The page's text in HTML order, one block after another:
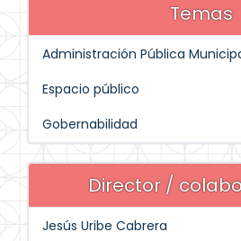
Temas
Administración Pública
Espacio público
Gobernabilidad
Director /
Jesús Uribe Cabrera